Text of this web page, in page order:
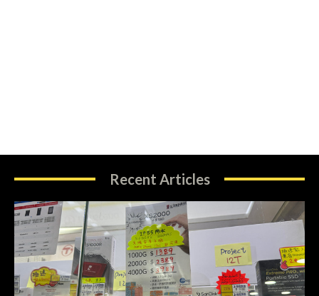
Recent Articles